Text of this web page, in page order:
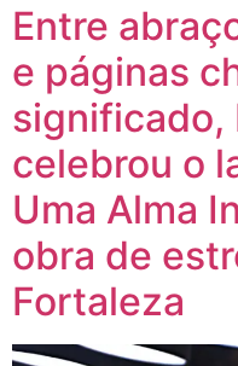
Entre
e páginas
significado,
celebrou o
Uma Alma
obra de
Fortaleza